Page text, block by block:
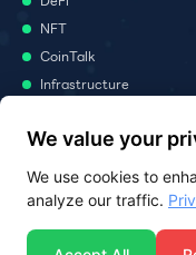
NFT
CoinTalk
Infrastructure
Podcast
Monthly Report
Report
News Analysis
We value your
We use cookies to
analyze our traffic.